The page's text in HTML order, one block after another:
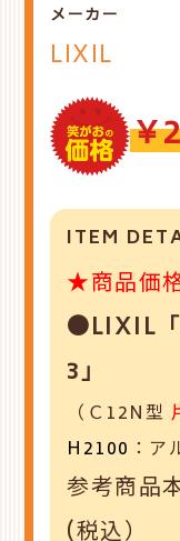
メーカー
LIXIL
￥
ITEM
★商品価
●LIXIL「
3」
（Ｃ12N型
H2100 ：ア
参考商品